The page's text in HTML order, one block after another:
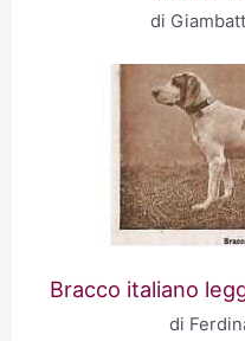
di
Bracco italiano
di